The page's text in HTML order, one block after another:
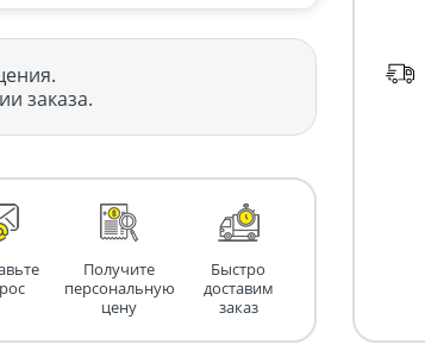
заказа.
Получите
персональную
цену
Быстро
доставим
заказ